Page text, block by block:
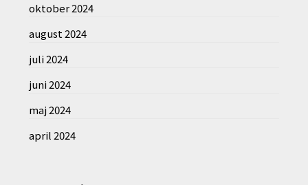
oktober 2024
august 2024
juli 2024
juni 2024
maj 2024
april 2024